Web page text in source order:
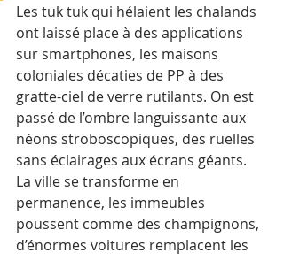
Les tuk tuk qui hélaient les chalands
ont laissé place à des applications
sur smartphones, les maisons
coloniales décaties de PP à des
gratte-ciel de verre rutilants. On est
passé de l’ombre languissante aux
néons stroboscopiques, des ruelles
sans éclairages aux écrans géants.
La ville se transforme en
permanence, les immeubles
poussent comme des champignons,
d’énormes voitures remplacent les